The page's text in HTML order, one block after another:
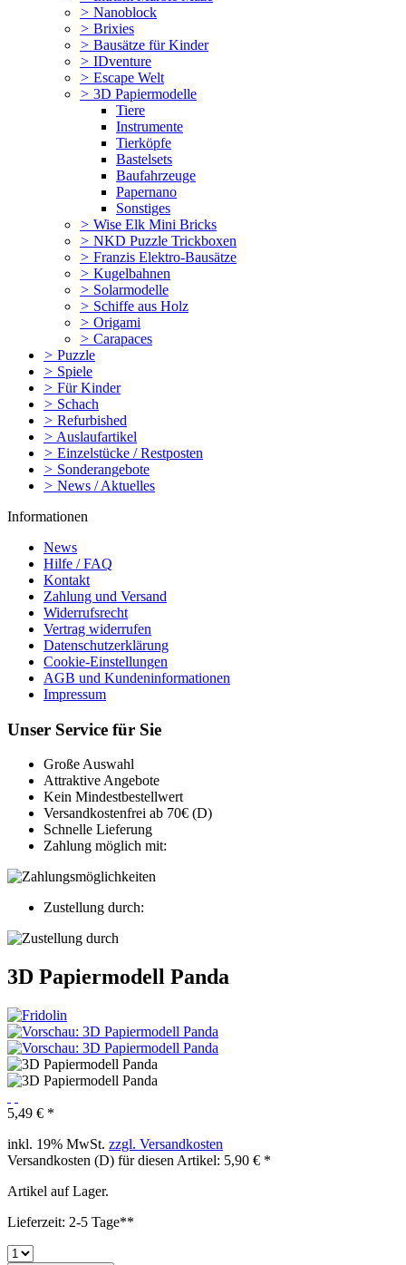
> Nanoblock
> Brixies
> Bausätze für Kinder
> IDventure
> Escape Welt
> 3D Papiermodelle
Tiere
Instrumente
Tierköpfe
Bastelsets
Baufahrzeuge
Papernano
Sonstiges
> Wise Elk Mini Bricks
> NKD Puzzle Trickboxen
> Franzis Elektro-Bausätze
> Kugelbahnen
> Solarmodelle
> Schiffe aus Holz
> Origami
> Carapaces
> Puzzle
> Spiele
> Für Kinder
> Schach
> Refurbished
> Auslaufartikel
> Einzelstücke / Restposten
> Sonderangebote
> News / Aktuelles
Informationen
News
Hilfe / FAQ
Kontakt
Zahlung und Versand
Widerrufsrecht
Vertrag widerrufen
Datenschutzerklärung
Cookie-Einstellungen
AGB und Kundeninformationen
Impressum
Unser Service für Sie
Große Auswahl
Attraktive Angebote
Kein Mindestbestellwert
Versandkostenfrei ab 70€ (D)
Schnelle Lieferung
Zahlung möglich mit:
Zustellung durch:
3D Papiermodell Panda
5,49 € *
inkl. 19% MwSt. zzgl. Versandkosten
Versandkosten (D) für diesen Artikel: 5,90 € *
Artikel auf Lager.
Lieferzeit: 2-5 Tage**